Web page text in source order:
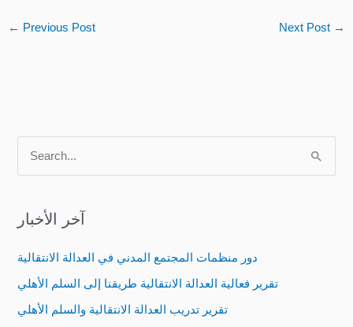
← Previous Post Next Post →
r
o
آخر الأخبار
دور منظمات المجتمع المدني في العدالة الانتقالية
تقرير فعالية العدالة الانتقالية طريقنا إلى السلم الأهلي
تقرير تدريب العدالة الانتقالية والسلم الأهلي